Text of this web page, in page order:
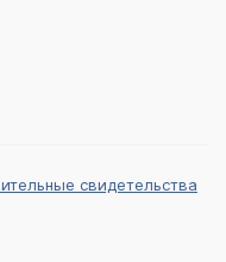
свидетельства